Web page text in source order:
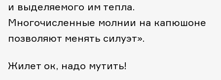
и выделяемого им тепла.
Многочисленные молнии на капюшоне
позволяют менять силуэт».
Жилет ок, надо мутить!